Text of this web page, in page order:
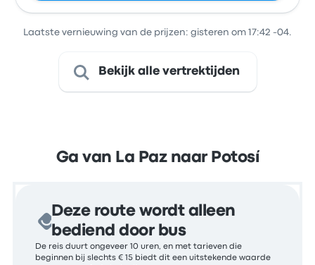
Laatste vernieuwing van de prijzen: gisteren om 17:42 -04.
Bekijk alle vertrektijden
Ga van La Paz naar Potosí
Deze route wordt alleen
bediend door bus
De reis duurt ongeveer 10 uren, en met tarieven die
beginnen bij slechts € 15 biedt dit een uitstekende waarde